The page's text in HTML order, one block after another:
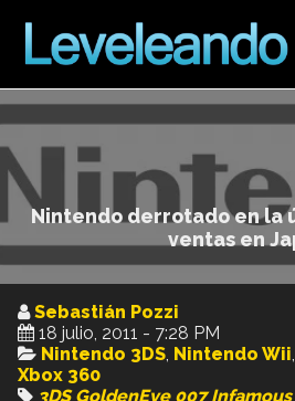
Nintendo derrotado en la
ventas en
Sebastián Pozzi
18 julio, 2011 - 7:28 PM
Nintendo 3DS Nintendo Wii
Xbox 360
3DS GoldenEye 007 Infamous